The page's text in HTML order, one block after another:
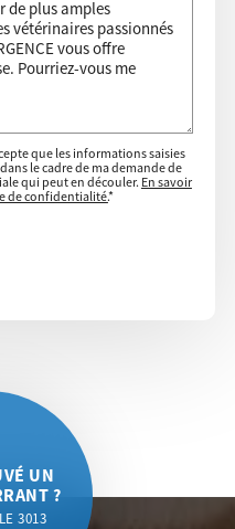
que les informations saisies
dans le cadre de ma demande de
qui peut en découler. En savoir
de confidentialité.*
UN
?
3013